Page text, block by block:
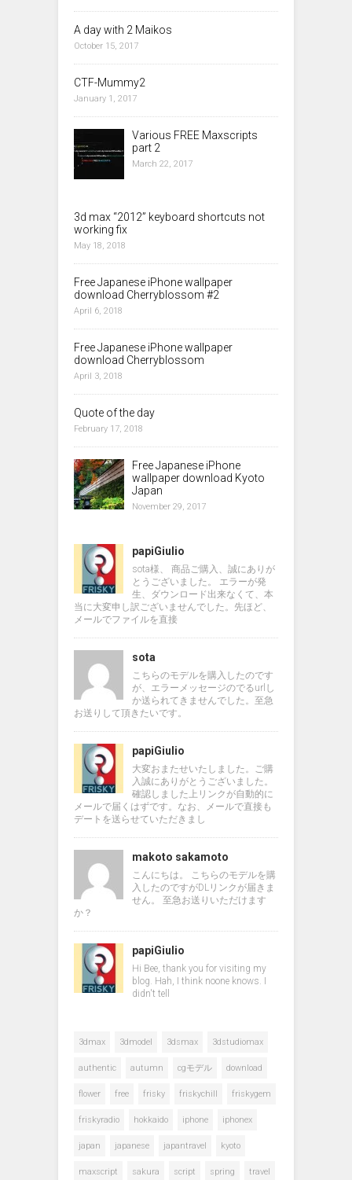
A day with 2 Maikos
October 15, 2017
CTF-Mummy2
January 1, 2017
Various FREE Maxscripts
part 2
March 22, 2017
3d max “2012” keyboard shortcuts not
working fix
May 18, 2018
Free Japanese iPhone wallpaper
download Cherryblossom #2
April 6, 2018
Free Japanese iPhone wallpaper
download Cherryblossom
April 3, 2018
Quote of the day
February 17, 2018
Free Japanese iPhone
wallpaper download Kyoto
Japan
November 29, 2017
papiGiulio
sota様、 商品ご購入、誠にありが
とうございました。 エラーが発
生、ダウンロード出来なくて、本
当に大変申し訳ございませんでした。先ほど、
メールでファイルを直接
sota
こちらのモデルを購入したのです
が、エラーメッセージのでるurlし
か送られてきませんでした。至急
お送りして頂きたいです。
papiGiulio
大変おまたせいたしました。ご購
入誠にありがとうございました。
確認しました上リンクが自動的に
メールで届くはずです。なお、メールで直接も
デートを送らせていただきまし
makoto sakamoto
こんにちは。 こちらのモデルを購
入したのですがDLリンクが届きま
せん。 至急お送りいただけます
か？
papiGiulio
Hi Bee, thank you for visiting my
blog. Hah, I think noone knows. I
didn't tell
3dmax 3dmodel 3dsmax 3dstudiomax
authentic autumn cgモデル download
flower free frisky friskychill friskygem
friskyradio hokkaido iphone iphonex
japan japanese japantravel kyoto
maxscript sakura script spring travel